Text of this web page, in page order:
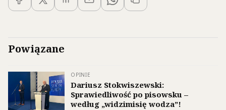
Powiązane
OPINIE
Dariusz Stokwiszewski:
Sprawiedliwość po pisowsku –
według „widzimisię wodza”!